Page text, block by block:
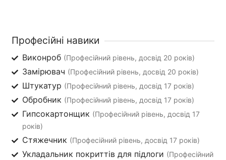
Професійні навики
Виконроб (Професійний рівень, досвід 20 років)
Замірювач (Професійний рівень, досвід 20 років)
Штукатур (Професійний рівень, досвід 17 років)
Обробник (Професійний рівень, досвід 17 років)
Гипсокартонщик (Професійний рівень, досвід 17
років)
Стяжечник (Професійний рівень, досвід 17 років)
Укладальник покриттів для підлоги (Професійний